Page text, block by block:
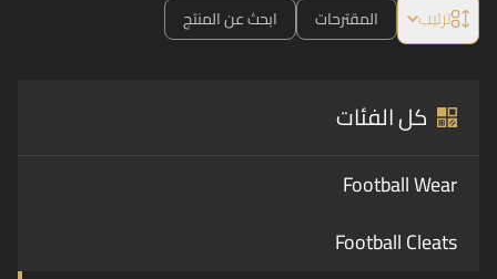
ترتيب المقترحات ابحث عن المنتج
كل الفئات
Football Wear
Football Cleats